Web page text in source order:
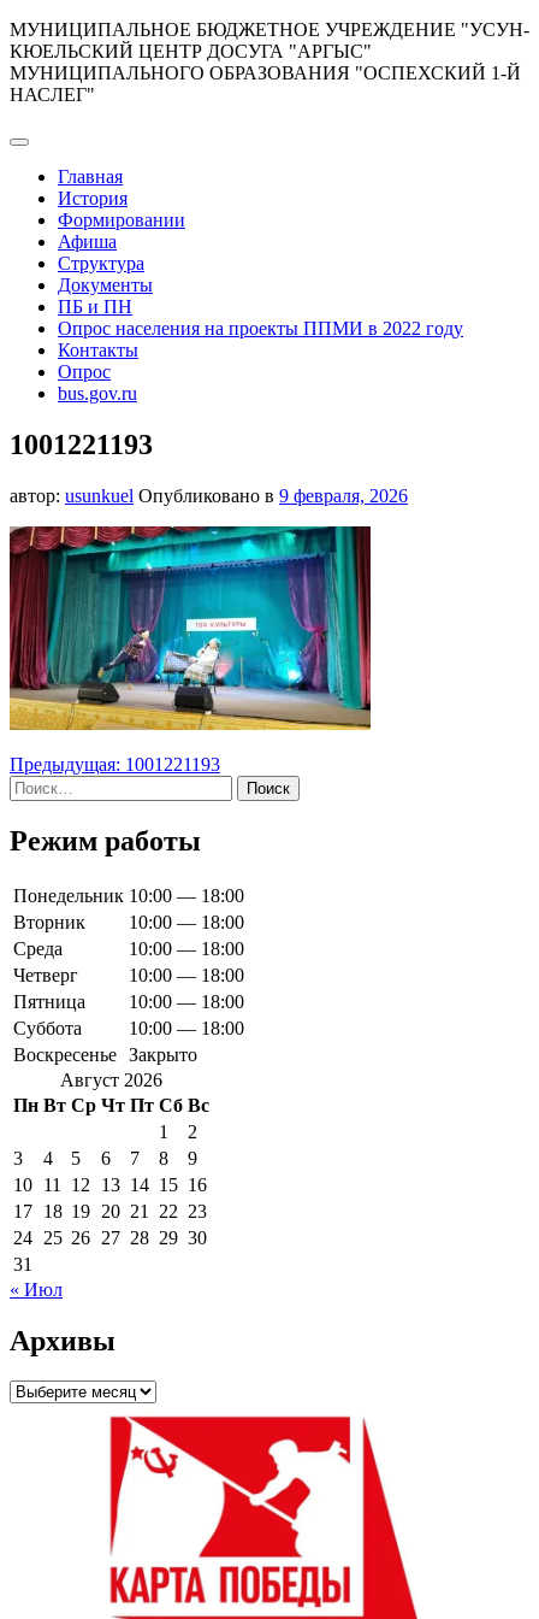
Перейти
к
содержимому
МУНИЦИПАЛЬНОЕ БЮДЖЕТНОЕ УЧРЕЖДЕНИЕ "УСУН-
КЮЕЛЬСКИЙ ЦЕНТР ДОСУГА "АРГЫС"
МУНИЦИПАЛЬНОГО ОБРАЗОВАНИЯ "ОСПЕХСКИЙ 1-Й
НАСЛЕГ"
Главная
История
Формировании
Афиша
Структура
Документы
ПБ и ПН
Опрос населения на проекты ППМИ в 2022 году
Контакты
Опрос
bus.gov.ru
1001221193
автор: usunkuel Опубликовано в 9 февраля, 2026
Навигация
по
записям
Предыдущая: 1001221193
Найти:
Режим работы
Понедельник 10:00 — 18:00
Вторник
10:00 — 18:00
Среда
10:00 — 18:00
Четверг
10:00 — 18:00
Пятница
10:00 — 18:00
Суббота
10:00 — 18:00
Воскресенье Закрыто
Август 2026
Пн Вт Ср Чт Пт Сб Вс
1
2
3
4 5 6 7 8
9
10 11 12 13 14 15 16
17 18 19 20 21 22 23
24 25 26 27 28 29 30
31
« Июл
Архивы
Архивы